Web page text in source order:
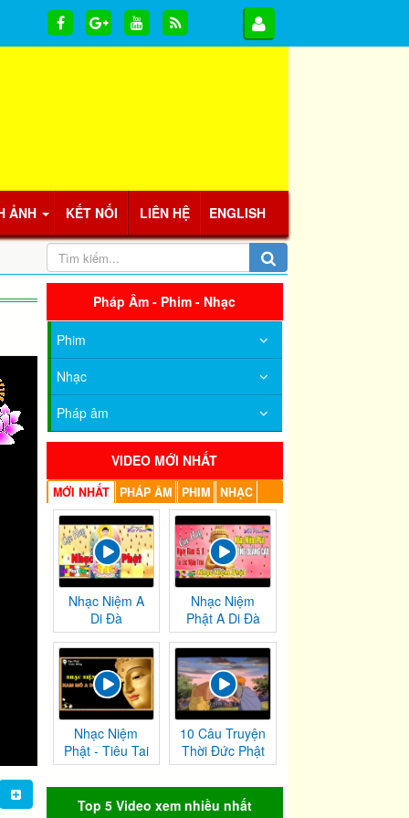
ẢNH KẾT NỐI LIÊN HỆ ENGLISH
Pháp Âm - Phim - Nhạc
Phim
Nhạc
Pháp âm
VIDEO MỚI NHẤT
MỚI NHẤT PHÁP ÂM PHIM NHẠC
Nhạc Niệm A
Di Đà
Nhạc Niệm
Phật A Di Đà
Nhạc Niệm
Phật - Tiêu Tai
Nghiệp
Chướng
10 Câu Truyện
Thời Đức Phật
Tại Thế
Top 5 Video xem nhiều nhất